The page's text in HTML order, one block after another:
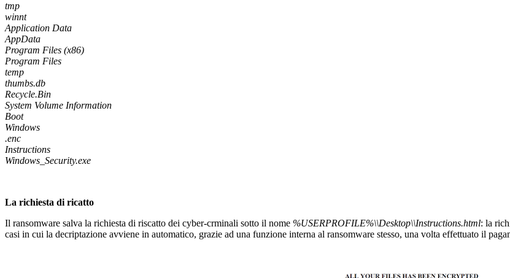
tmp
winnt
Application Data
AppData
Program Files (x86)
Program Files
temp
thumbs.db
Recycle.Bin
System Volume Information
Boot
Windows
.enc
Instructions
Windows_Security.exe
La richiesta di ricatto
Il ransomware salva la richiesta di riscatto dei cyber-crminali sotto il nome %USERPROFILE%\\Desktop\\Instructions.html: la
casi in cui la decriptazione avviene in automatico, grazie ad una funzione interna al ransomware stesso, una volta effettuato il